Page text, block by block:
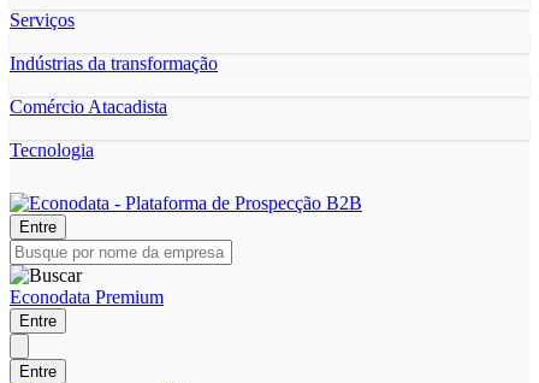
Serviços
Indústrias da transformação
Comércio Atacadista
Tecnologia
Entre
Econodata Premium
Entre
Entre